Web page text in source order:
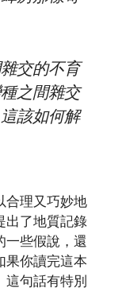
交的不育
之間雜交
該如何解
合理又巧妙地
出了地質記錄
一些假說，還
果你讀完這本
句話有特別